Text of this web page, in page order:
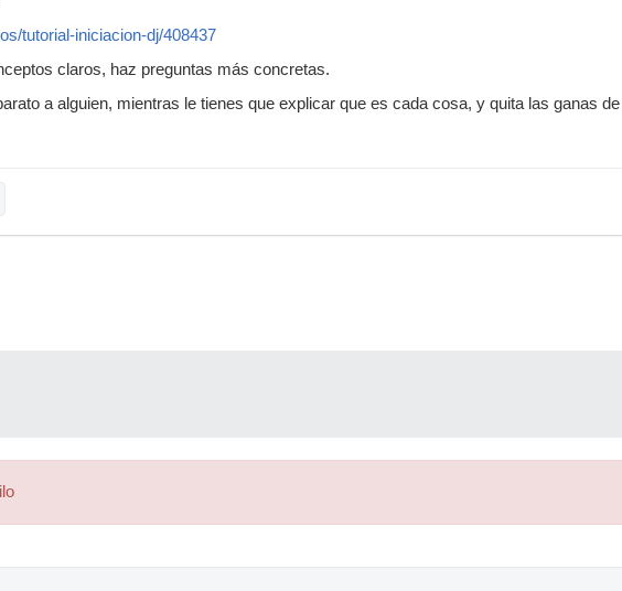
tutorial-iniciacion-dj/408437
claros, haz preguntas más concretas.
a alguien, mientras le tienes que explicar que es cada cosa, y quita las ganas